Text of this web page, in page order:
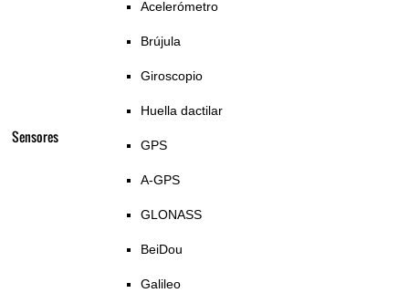
Sensores
Acelerómetro
Brújula
Giroscopio
Huella dactilar
GPS
A-GPS
GLONASS
BeiDou
Galileo